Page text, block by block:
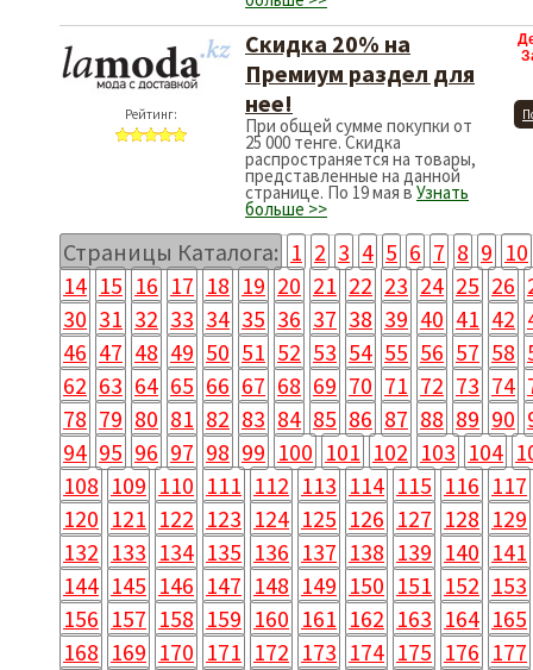
Рейтинг:
Скидка 20% на
Премиум раздел для
нее!
При общей сумме покупки от
25 000 тенге. Скидка
распространяется на товары,
представленные на данной
странице. По 19 мая вУзнать
больше >>
Страницы Каталога: 1 2 3 4 5 6 7 8 9 10
14 15 16 17 18 19 20 21 22 23 24 25 26
30 31 32 33 34 35 36 37 38 39 40 41 42
46 47 48 49 50 51 52 53 54 55 56 57 58
62 63 64 65 66 67 68 69 70 71 72 73 74
78 79 80 81 82 83 84 85 86 87 88 89 90
94 95 96 97 98 99 100 101 102 103 104
108 109 110 111 112 113 114 115 116 117
120 121 122 123 124 125 126 127 128 129
132 133 134 135 136 137 138 139 140 141
144 145 146 147 148 149 150 151 152 153
156 157 158 159 160 161 162 163 164 165
168 169 170 171 172 173 174 175 176 177